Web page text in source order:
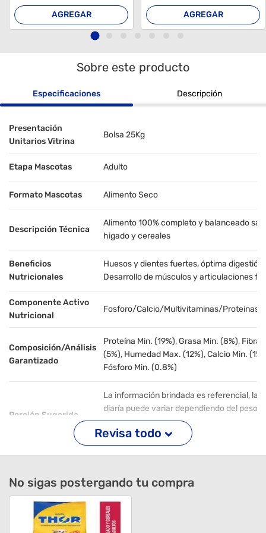
AGREGAR AGREGAR
Sobre este producto
Especificaciones Descripción
Presentación
Unitarios Vitrina
Bolsa 25Kg
Etapa Mascotas Adulto
Formato Mascotas Alimento Seco
Descripción Técnica
Alimento 100% completo y balanceado
higado y cereales
Beneficios
Nutricionales
Huesos y dientes fuertes, óptima digestión
Desarrollo de músculos y articulaciones
Componente Activo
Nutricional
Fosforo/Calcio/Multivitaminas/Proteinas/
Composición/Análisis
Garantizado
Proteína Min. (19%), Grasa Min. (8%), Fibra
(5%), Humedad Max. (12%), Calcio Min.
Fósforo Min. (0.8%)
Porción Sugerida
La información brindada es referencial, la
diaría puede variar dependiendo del peso y
condición de su mascota, Si tiene dudas,
con su médico veterinario.
Tamaño De La Raza Todas las razas
Advertencias De
Almacenamiento
Almacenar en un lugar limpio, seco y fresco
Revisa todo
No sigas postergando tu compra